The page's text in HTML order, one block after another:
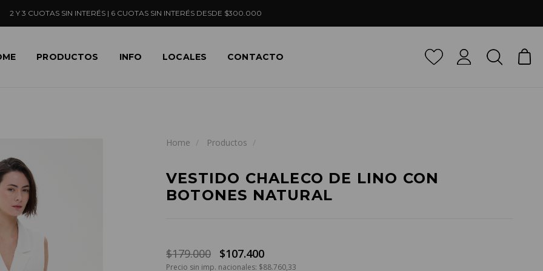
2 Y 3 CUOTAS SIN INTERÉS | 6 CUOTAS SIN INTERÉS DESDE $300.000
PRODUCTOS INFO LOCALES CONTACTO
Home Productos
VESTIDO CHALECO DE LINO CON
BOTONES NATURAL
$179.000 $107.400
Precio sin imp. nacionales: $88.760,33